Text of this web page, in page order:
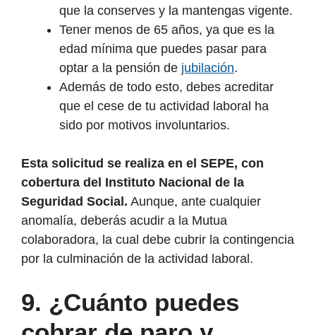
que la conserves y la mantengas vigente.
Tener menos de 65 años, ya que es la
edad mínima que puedes pasar para
optar a la pensión de jubilación.
Además de todo esto, debes acreditar
que el cese de tu actividad laboral ha
sido por motivos involuntarios.
Esta solicitud se realiza en el SEPE, con
cobertura del Instituto Nacional de la
Seguridad Social. Aunque, ante cualquier
anomalía, deberás acudir a la Mutua
colaboradora, la cual debe cubrir la contingencia
por la culminación de la actividad laboral.
9. ¿Cuánto puedes